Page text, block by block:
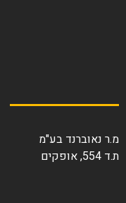
מ.ר נאוברנד בע"מ
ת.ד 554, אופקים